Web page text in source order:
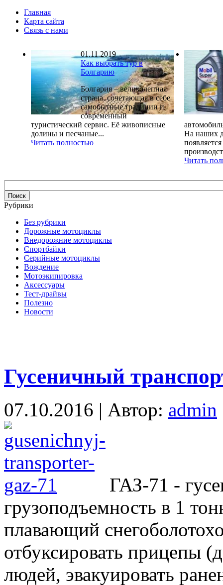
Главная
Карта сайта
Связь с нами
01.11.2019
Как выбрать тур в
Болгарию
Болгария – великолепная
страна, сочетающая в себе
самобытные традиции и
современный
туристический сервис. Её живописные
долины и песчаные...
Читать полностью
На наших
Читать
Рубрики
Без рубрики
Дорожные мотоциклы
Внедорожние мотоциклы
Спортбайки
Серийные мотоциклы
Вождение
Мотоэкипировка
Аксессуары
Тест-драйвы
Полезно
Новости
Гусеничный
07.10.2016 | Автор: admin
ГАЗ-71 -
грузоподъемность в 1
плавающий
отбуксировать прицепы
людей, эвакуировать